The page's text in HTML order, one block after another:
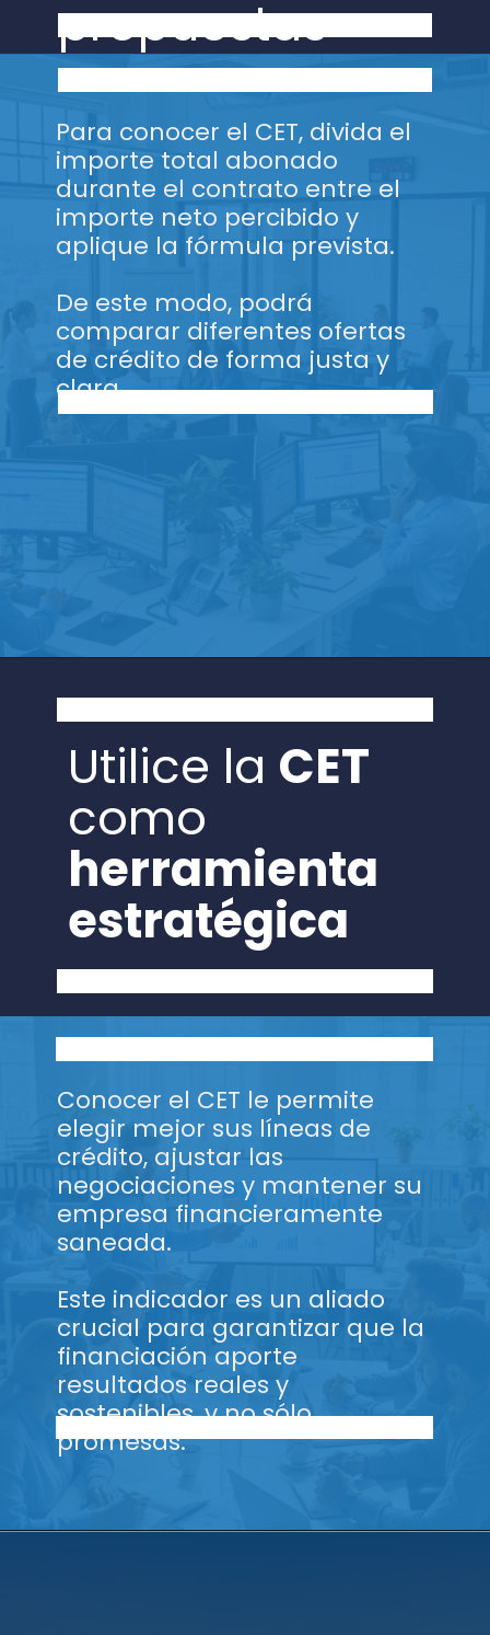
Para conocer el CET, divida el
importe total abonado
durante el contrato entre el
importe neto percibido y
aplique la fórmula prevista.
De este modo, podrá
comparar diferentes ofertas
de crédito de forma justa y
clara.
propuestas
Conocer el CET le permite
elegir mejor sus líneas de
crédito, ajustar las
negociaciones y mantener su
empresa financieramente
saneada.
Este indicador es un aliado
crucial para garantizar que la
financiación aporte
resultados reales y
sostenibles, y no sólo
promesas.
Utilice la CET
como
herramienta
estratégica